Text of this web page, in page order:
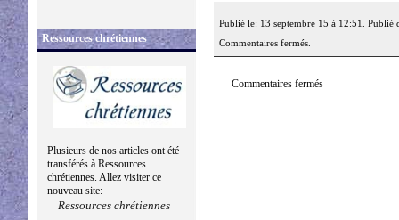
Ressources chrétiennes
Plusieurs de nos articles ont été
transférés à Ressources
chrétiennes. Allez visiter ce
nouveau site:
Ressources chrétiennes
Publié le: 13 septembre 15 à 12:51. Publié
Commentaires fermés.
Commentaires fermés